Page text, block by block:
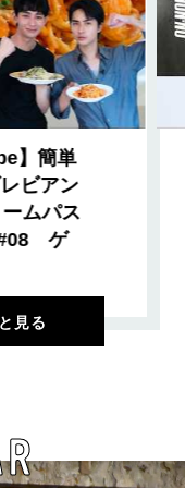
】簡単
ビアン
ムパス
#08 ゲ
見る